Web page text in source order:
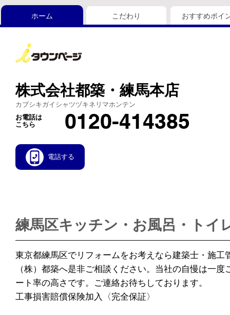
ホーム こだわり おすすめポイ
株式会社都築・練馬本店
カブシキガイシャツヅキネリマホンテン
お電話は
こちら
0120-414385
電話する
練馬区キッチン・お風呂・トイ
東京都練馬区でリフォームをお考えなら建築士・施
（株）都築へ是非ご相談ください。当社の自慢は一
ート率の高さです。ご連絡お待ちしております。
工事損害賠償保険加入〈完全保証〉